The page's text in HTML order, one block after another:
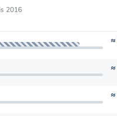
2016
≈
≈
≈